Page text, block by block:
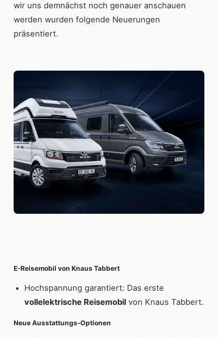
wir uns demnächst noch genauer anschauen
werden wurden folgende Neuerungen
präsentiert.
E-Reisemobil von Knaus Tabbert
Hochspannung garantiert: Das erste
vollelektrische Reisemobil von Knaus Tabbert.
Neue Ausstattungs-Optionen